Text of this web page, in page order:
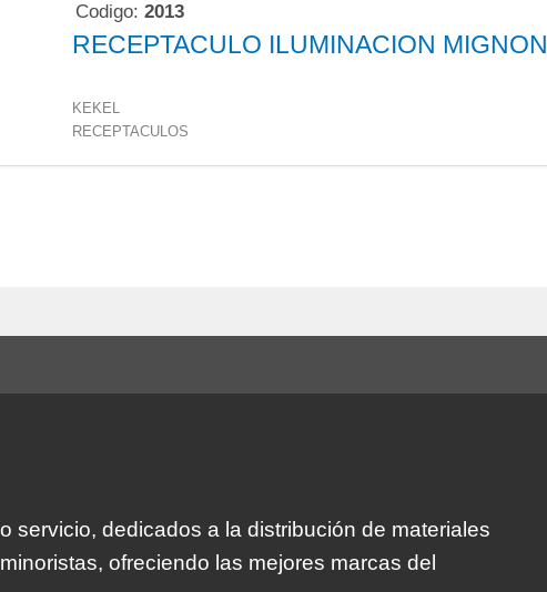
Codigo: 2013
RECEPTACULO ILUMINACION MIGNON
KEKEL
RECEPTACULOS
servicio, dedicados a la distribución de materiales
ofreciendo las mejores marcas del